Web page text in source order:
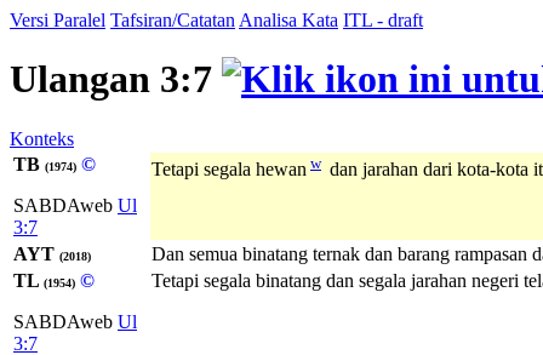
Versi Paralel Tafsiran/Catatan Analisa Kata ITL - draft
Ulangan 3:7
Konteks
TB (1974) ©
SABDAweb Ul
3:7
Tetapi segala hewan w dan jarahan dari kota-kota
AYT (2018)
Dan semua binatang ternak dan barang
TL (1954) ©
SABDAweb Ul
3:7
Tetapi segala binatang dan segala jarahan negeri